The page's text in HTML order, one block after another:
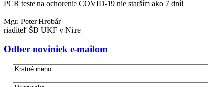
PCR teste na ochorenie COVID-19 nie starším ako 7 dní!
Mgr. Peter Hrobár
riaditeľ ŠD UKF v Nitre
Odber noviniek e-mailom